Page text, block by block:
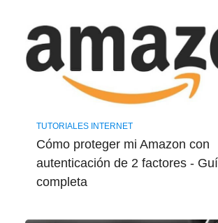
TUTORIALES INTERNET
Cómo proteger mi Amazon con
autenticación de 2 factores -
completa